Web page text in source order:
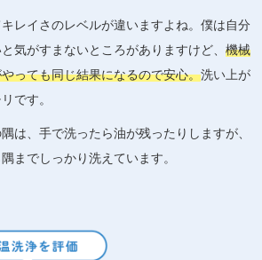
キレイさのレベルが違いますよね。僕は自分
気がすまないところがありますけど、 機械
っても同じ結果になるので安心。洗い上が
です。
は、手で洗ったら油が残ったりしますが、
までしっかり洗えています。